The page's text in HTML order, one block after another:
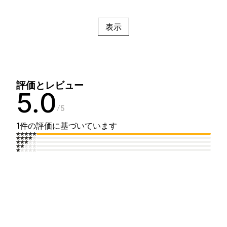
表示
評価とレビュー
5.0 5
1件の評価に基づいています